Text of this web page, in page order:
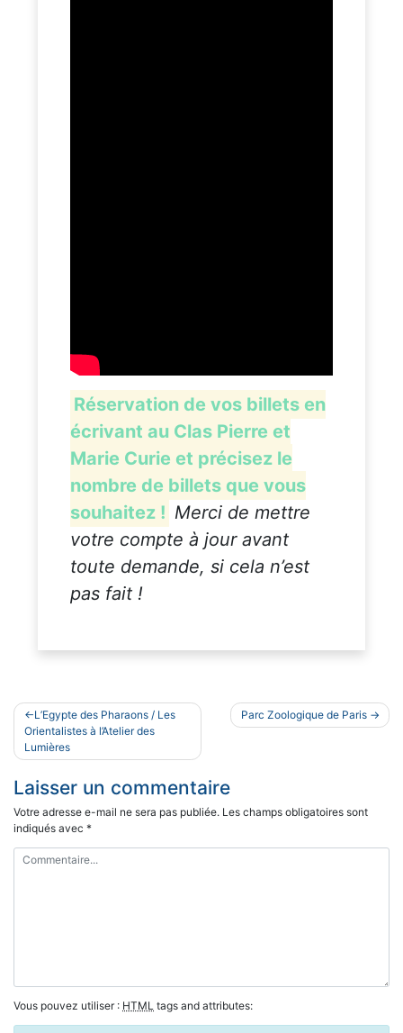
Réservation de vos billets en
écrivant au Clas Pierre et
Marie Curie et précisez le
nombre de billets que vous
souhaitez ! Merci de mettre
votre compte à jour avant
toute demande, si cela n’est
pas fait !
Navigation
de
l’article
L’Egypte des Pharaons / Les
Orientalistes à l’Atelier des
Lumières
Parc Zoologique de Paris
Laisser un commentaire
Votre adresse e-mail ne sera pas publiée. Les champs obligatoires sont
indiqués avec *
Vous pouvez utiliser : HTML tags and attributes: